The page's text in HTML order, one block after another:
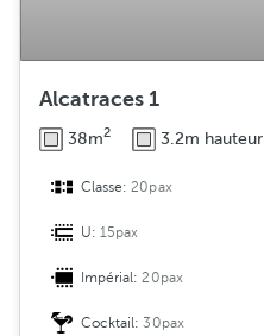
Alcatraces 1
38m2 3.2m hauteur
Classe:20pax
U:15pax
Impérial:20pax
Cocktail:30pax